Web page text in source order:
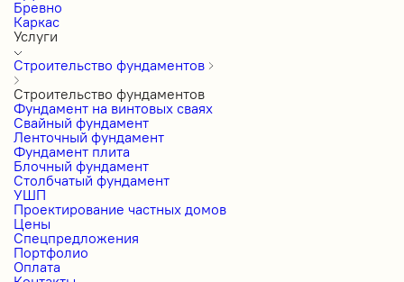
Бревно
Каркас
Услуги
Строительство фундаментов
Строительство фундаментов
Фундамент на винтовых сваях
Свайный фундамент
Ленточный фундамент
Фундамент плита
Блочный фундамент
Столбчатый фундамент
УШП
Проектирование частных домов
Цены
Спецпредложения
Портфолио
Оплата